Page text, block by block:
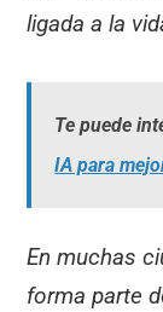
ligada a la
Te puede
IA para
En muchas
forma parte